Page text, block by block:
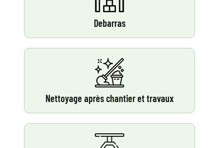
Debarras
Nettoyage après chantier et travaux